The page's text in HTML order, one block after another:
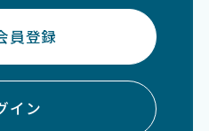
員登録
イン